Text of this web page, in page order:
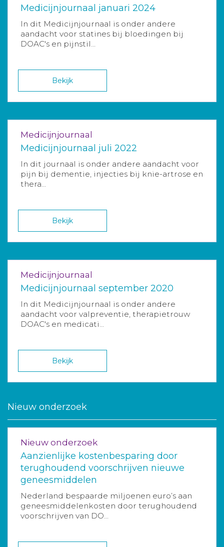
Medicijnjournaal januari 2024
In dit Medicijnjournaal is onder andere
aandacht voor statines bij bloedingen bij
DOAC's en pijnstil...
Bekijk
Medicijnjournaal
Medicijnjournaal juli 2022
In dit journaal is onder andere aandacht voor
pijn bij dementie, injecties bij knie-artrose en
thera...
Bekijk
Medicijnjournaal
Medicijnjournaal september 2020
In dit Medicijnjournaal is onder andere
aandacht voor valpreventie, therapietrouw
DOAC's en medicati...
Bekijk
Nieuw onderzoek
Nieuw onderzoek
Aanzienlijke kostenbesparing door
terughoudend voorschrijven nieuwe
geneesmiddelen
Nederland bespaarde miljoenen euro’s aan
geneesmiddelenkosten door terughoudend
voorschrijven van DO...